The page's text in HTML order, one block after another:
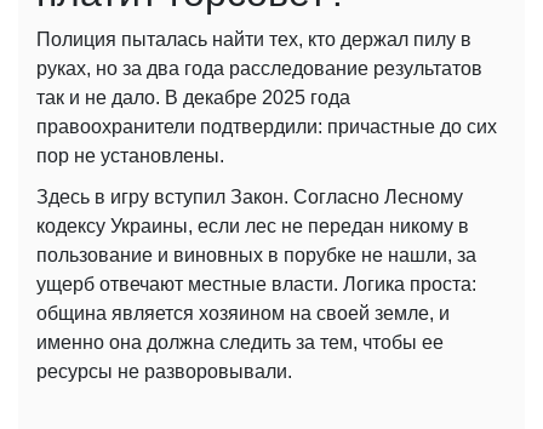
Полиция пыталась найти тех, кто держал пилу в
руках, но за два года расследование результатов
так и не дало. В декабре 2025 года
правоохранители подтвердили: причастные до сих
пор не установлены.
Здесь в игру вступил Закон. Согласно Лесному
кодексу Украины, если лес не передан никому в
пользование и виновных в порубке не нашли, за
ущерб отвечают местные власти. Логика проста:
община является хозяином на своей земле, и
именно она должна следить за тем, чтобы ее
ресурсы не разворовывали.